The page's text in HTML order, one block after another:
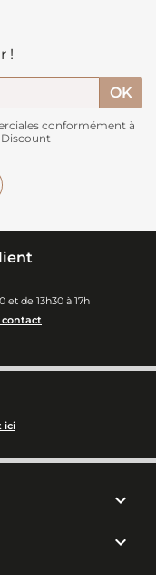
!
conformément à
et de 13h30 à 17h
contact
ici

